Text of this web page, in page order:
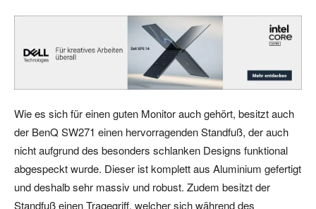
Wie es sich für einen guten Monitor auch gehört, besitzt auch
der BenQ SW271 einen hervorragenden Standfuß, der auch
nicht aufgrund des besonders schlanken Designs funktional
abgespeckt wurde. Dieser ist komplett aus Aluminium gefertigt
und deshalb sehr massiv und robust. Zudem besitzt der
Standfuß einen Tragegriff, welcher sich während des